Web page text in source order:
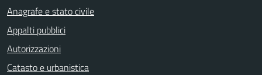
Anagrafe e stato civile
Appalti pubblici
Autorizzazioni
Catasto e urbanistica